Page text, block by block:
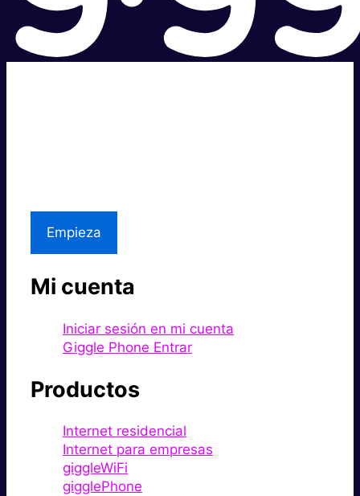
Empieza
Mi cuenta
Iniciar sesión en mi cuenta
Giggle Phone Entrar
Productos
Internet residencial
Internet para empresas
giggleWiFi
gigglePhone